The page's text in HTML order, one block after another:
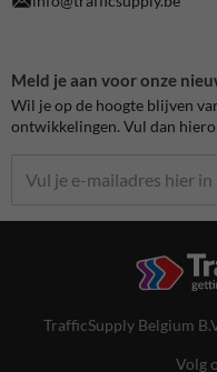
Meld je aan voor onze
Wil je op de hoogte blijven
ontwikkelingen. Vul dan
TrafficSupply Belgium
Volg